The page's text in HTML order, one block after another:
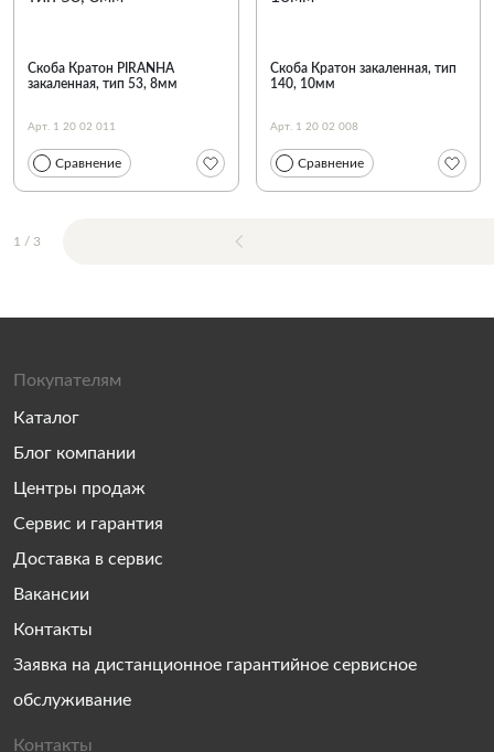
Скоба Кратон PIRANHA
закаленная, тип 53, 8мм
Арт. 1 20 02 011
Сравнение
Скоба Кратон закаленная, тип
140, 10мм
Арт. 1 20 02 008
Сравнение
1 / 3
Покупателям
Каталог
Блог компании
Центры продаж
Сервис и гарантия
Доставка в сервис
Вакансии
Контакты
Заявка на дистанционное гарантийное сервисное
обслуживание
Контакты